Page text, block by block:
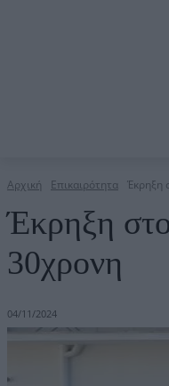
Αρχική Επικαιρότητα Έκρηξη
Έκρηξη
30χρονη
04/11/2024